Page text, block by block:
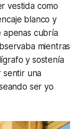
vestida como
blanco y
apenas cubría
mientras
y sostenía
sentir una
ser yo